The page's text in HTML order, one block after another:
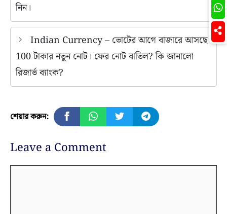
নিন।
Indian Currency – ভোটের আগে বাজারে আসছে
100 টাকার নতুন নোট। ফের নোট বাতিল? কি জানালো
রিজার্ভ ব্যাংক?
শেয়ার করুন:
Leave a Comment